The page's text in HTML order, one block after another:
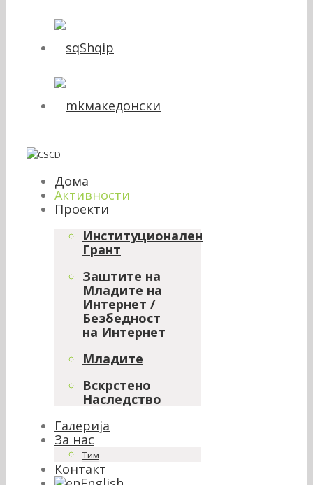
Shqip
македонски
Дома
Активности
Проекти
Институционален
Грант
Заштите на
Младите на
Интернет /
Безбедност
на Интернет
Младите
Вскрстено
Наследство
Галерија
За нас
Тим
Контакт